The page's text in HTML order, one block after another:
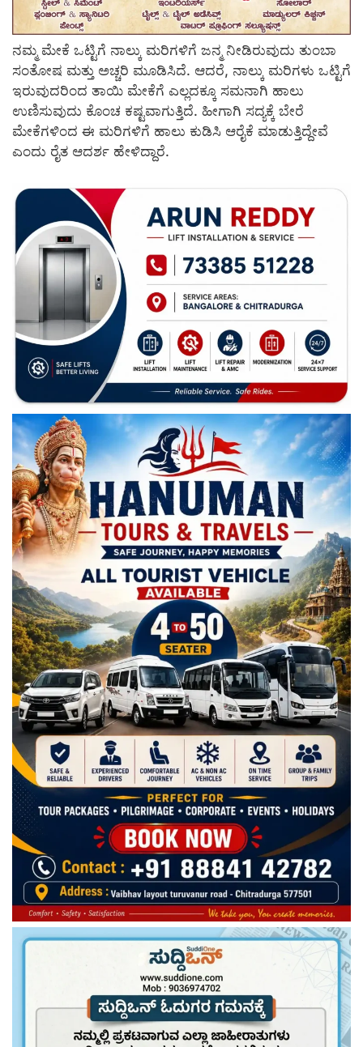
ನಮ್ಮ ಮೇಕೆ ಒಟ್ಟಿಗೆ ನಾಲ್ಕು ಮರಿಗಳಿಗೆ ಜನ್ಮ ನೀಡಿರುವುದು ತುಂಬಾ
ಸಂತೋಷ ಮತ್ತು ಅಚ್ಚರಿ ಮೂಡಿಸಿದೆ. ಆದರೆ, ನಾಲ್ಕು ಮರಿಗಳು ಒಟ್ಟಿಗೆ
ಇರುವುದರಿಂದ ತಾಯಿ ಮೇಕೆಗೆ ಎಲ್ಲದಕ್ಕೂ ಸಮನಾಗಿ ಹಾಲು
ಉಣಿಸುವುದು ಕೊಂಚ ಕಷ್ಟವಾಗುತ್ತಿದೆ. ಹೀಗಾಗಿ ಸದ್ಯಕ್ಕೆ ಬೇರೆ
ಮೇಕೆಗಳಿಂದ ಈ ಮರಿಗಳಿಗೆ ಹಾಲು ಕುಡಿಸಿ ಆರೈಕೆ ಮಾಡುತ್ತಿದ್ದೇವೆ
ಎಂದು ರೈತ ಆದರ್ಶ ಹೇಳಿದ್ದಾರೆ.